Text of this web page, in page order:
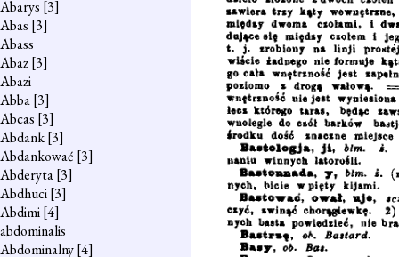
Abarys [3]
Abas [3]
Abass
Abaz[3]
Abazi
Abba[3]
Abcas [3]
Abdank[3]
Abdankować [3]
Abderyta[3]
Abdhuci[3]
Abdimi[4]
abdominalis
Abdominalny[4]